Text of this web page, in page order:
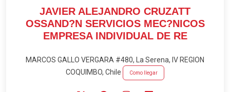
JAVIER ALEJANDRO CRUZATT
OSSAND?N SERVICIOS MEC?NICOS
EMPRESA INDIVIDUAL DE RE
MARCOS GALLO VERGARA #480, La Serena, IV REGION
COQUIMBO, Chile
Como llegar